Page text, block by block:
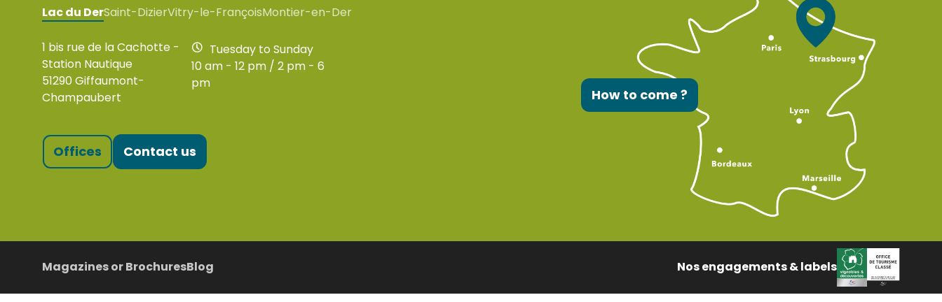
Lac du DerSaint-DizierVitry-le-FrançoisMontier-en-Der
1 bis rue de la Cachotte -
Station Nautique
51290 Giffaumont-
Champaubert
Tuesday to Sunday
10 am - 12 pm / 2 pm - 6
pm
Offices Contact us
How to come ?
Magazines or BrochuresBlog Nos engagements & labels